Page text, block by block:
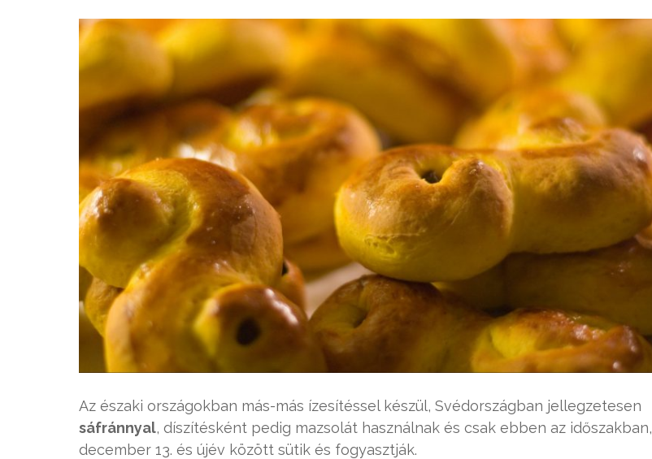
Az északi országokban más-más ízesítéssel készül, Svédországban jellegzetesen
sáfránnyal, díszítésként pedig mazsolát használnak és csak ebben az időszakban,
december 13. és újév között sütik és fogyasztják.